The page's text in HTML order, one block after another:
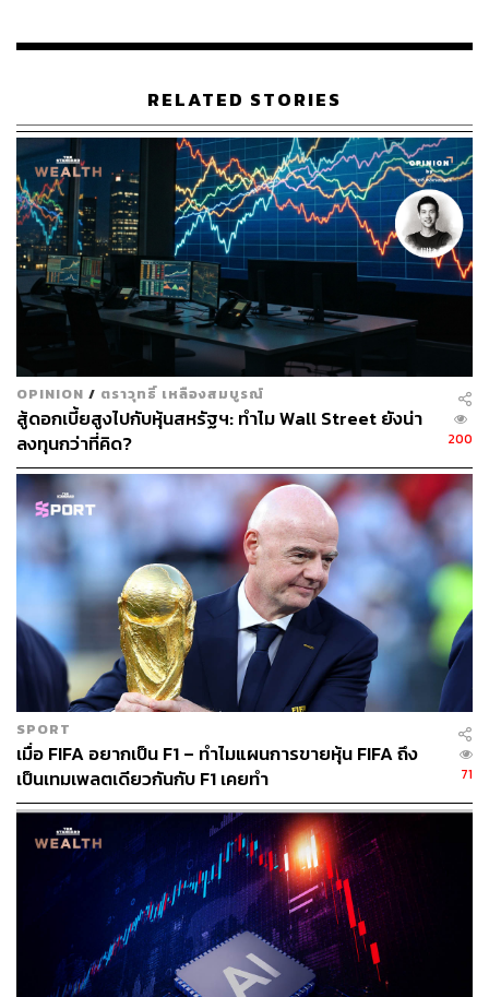
เหมือนจะมีแนวโน้มที่สดใสมากกว่าจากมุมมองของนัก
George Ferguson ระบุว่า Airbus ดูมีอนาคตที่สดใสมากขึ้น
ด้วยการเพิ่มงบประมาณด้านความมั่นคงของยุโรป และการ
ปรับปรุงห่วงโซ่อุปทานของบริษัท ช่วยให้อัตราการต่อเครื่อง
บินเร็วขึ้น อย่างรุ่น A320 ที่มีอัตรากำไรสูงที่สุด เดิมทีสร้างได้
45 ลำต่อเดือน คาดว่าจะเพิ่มเป็นกว่า 60 ลำต่อเดือนภายใน
ครึ่งปีหลังของปีนี้ และด้วยความขัดแย้งระหว่าง
สหรัฐอเมริกากับจีน ทำให้ Airbus ได้คำสั่งซื้อบางส่วนมาจาก
Boeing
ขณะที่ Tim Bacchus มองว่า Singapore Airlines มีแนวโน้ม
จะฟื้นตัวกลับไปสู่ระดับ 75% ของปี 2019 และกำไรในปีนี้มี
โอกาสจะทำได้ดีกว่า Consensus หนุนจากความสามารถใน
การบรรทุกผู้โดยสารที่เพิ่มขึ้น ความต้องการเดินทางท่อง
เที่ยวที่แข็งแกร่ง การปรับราคาค่าขนส่งสินค้า และต้นทุน
พลังงานที่ลดลง ด้วยกระแสเงินสดที่แข็งแกร่งทำให้บริษัท
อาจจะใช้สิทธิ์ไถ่ถอนหุ้นกู้แปลงสภาพที่ออกขายช่วงโควิด
หรือแม้กระทั่งซื้อกิจการเพิ่มเติม
นอกจากอุตสาหกรรมการบินแล้ว อีกหนึ่งบริษัทในลิสต์ที่น่า
จับตามองคือ LVMH ภายใต้การนำของ Bernard Arnault ซีอี
โอ และมหาเศรษฐีที่ร่ำรวยที่สุดในโลกประจำปี 2022
Deborah Aitken มองว่าผู้ผลิตสินค้าแฟชั่นหรูอย่าง LVMH จะ
ได้อานิสงส์จากการผ่อนคลายมาตรการควบคุมโควิดของจีน
ทั้งนี้ รายได้ของบริษัทคาดว่าจะเพิ่มขึ้น 20% ด้วยแรงหนุน
จากกลุ่มไวน์และสปิริต น้ำหอม และเครื่องสำอาง แต่ในส่วน
ของสินค้าแฟชั่น เช่น กระเป๋าหนัง ยังคงถูกกดดันจากราคาที่
สูงขึ้น
ด้านอุตสาหกรรมเทคโนโลยีในลิสต์นี้ โดยเฉพาะบริษัทใน
กลุ่ม Big Tech อย่าง Meta, Microsoft และ Netflix ดูเหมือนจะ
เป็นปีที่ดีและแย่แตกต่างกันไป
สำหรับบริษัทแม่ของ Facebook อย่าง Meta เผชิญกับความ
RELATED STORIES
OPINION / ตราวุทธิ์ เหลืองสมบูรณ์
สู้ดอกเบี้ยสูงไปกับหุ้นสหรัฐฯ: ทำไม Wall Street ยังน่า
ลงทุนกว่าที่คิด?
200
SPORT
เมื่อ FIFA อยากเป็น F1 – ทำไมแผนการขายหุ้น FIFA ถึง
เป็นเทมเพลตเดียวกันกับ F1 เคยทำ
71